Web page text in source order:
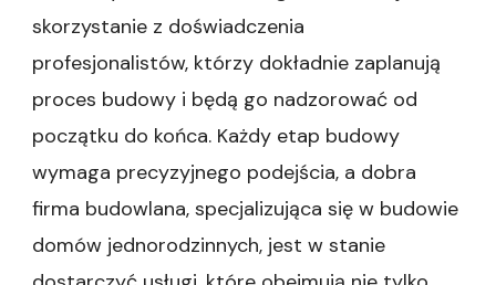
skorzystanie z doświadczenia
profesjonalistów, którzy dokładnie zaplanują
proces budowy i będą go nadzorować od
początku do końca. Każdy etap budowy
wymaga precyzyjnego podejścia, a dobra
firma budowlana, specjalizująca się w budowie
domów jednorodzinnych, jest w stanie